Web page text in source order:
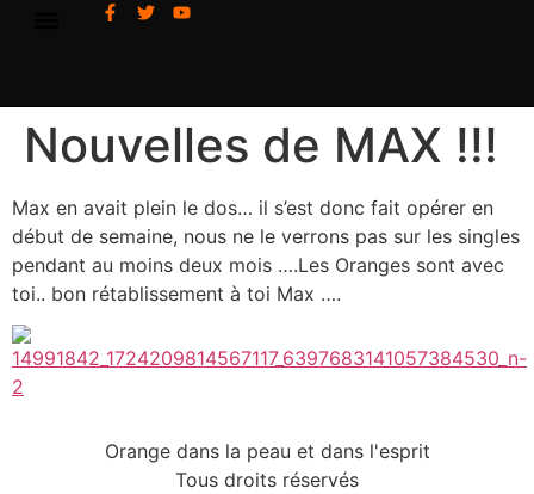
Nouvelles de MAX !!!
Max en avait plein le dos… il s’est donc fait opérer en
début de semaine, nous ne le verrons pas sur les singles
pendant au moins deux mois ….Les Oranges sont avec
toi.. bon rétablissement à toi Max ….
Orange dans la peau et dans l'esprit
Tous droits réservés